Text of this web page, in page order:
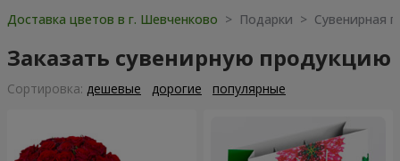
Доставка цветов в г. Шевченково > Подарки > Сувенирная
Заказать сувенирную продукцию
Cортировка: дешевые дорогие популярные